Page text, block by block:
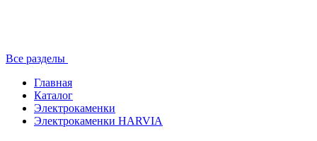
Все разделы
Главная
Каталог
Электрокаменки
Электрокаменки HARVIA